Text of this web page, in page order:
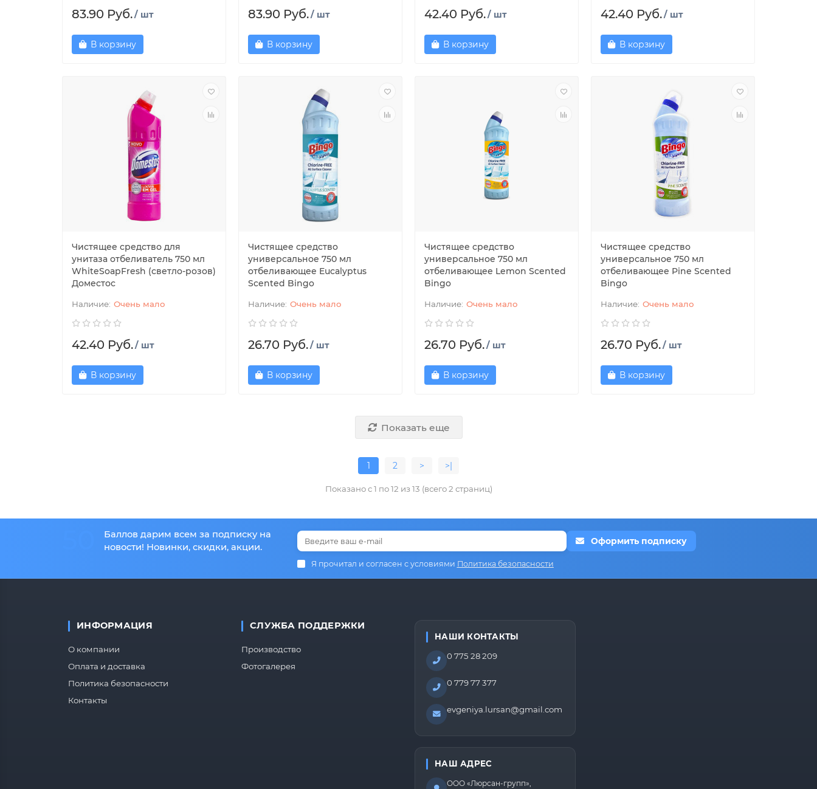
83.90 Руб./ шт
В корзину
83.90 Руб./ шт
В корзину
42.40 Руб./ шт
В корзину
42.40 Руб./ шт
В корзину
Чистящее средство для
унитаза отбеливатель 750 мл
WhiteSoapFresh (светло-розов)
Доместос
Очень мало
42.40 Руб./ шт
В корзину
Чистящее средство
универсальное 750 мл
отбеливающее Eucalyptus
Scented Bingo
Очень мало
26.70 Руб./ шт
В корзину
Чистящее средство
универсальное 750 мл
отбеливающее Lemon Scented
Bingo
Очень мало
26.70 Руб./ шт
В корзину
Чистящее средство
универсальное 750 мл
отбеливающее Pine Scented
Bingo
Очень мало
26.70 Руб./ шт
В корзину
Показать еще
1 2 > >|
Показано с 1 по 12 из 13 (всего 2 страниц)
Баллов дарим всем за подписку на
новости! Новинки, скидки, акции.
Оформить подписку
Я прочитал и согласен с условиями Политика безопасности
ИНФОРМАЦИЯ
О компании
Оплата и доставка
Политика безопасности
Контакты
СЛУЖБА ПОДДЕРЖКИ
Производство
Фотогалерея
НАШИ КОНТАКТЫ
0 775 28 209
0 779 77 377
evgeniya.lursan@gmail.com
НАШ АДРЕС
ООО «Люрсан-групп»,